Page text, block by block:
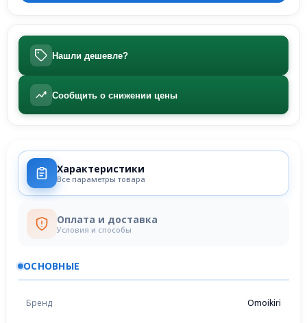
Нашли дешевле?
Сообщить о снижении цены
Характеристики
Все параметры товара
Оплата и доставка
Условия и способы
ОСНОВНЫЕ
Бренд Omoikiri